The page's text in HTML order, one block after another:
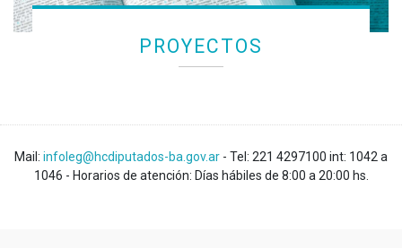
PROYECTOS
Mail: infoleg@hcdiputados-ba.gov.ar - Tel: 221 4297100 int: 1042 a
1046 - Horarios de atención: Días hábiles de 8:00 a 20:00 hs.